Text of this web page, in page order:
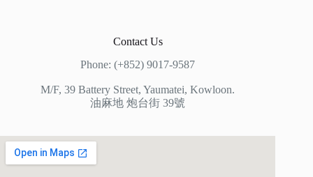
Contact Us
Phone: (+852) 9017-9587
M/F, 39 Battery Street, Yaumatei, Kowloon.
油麻地 炮台街 39號